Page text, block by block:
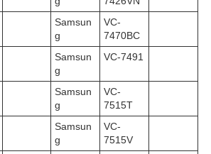
Samsun
g
VC-
7470BC
Samsun
g
VC-7491
Samsun
g
VC-
7515T
Samsun
g
VC-
7515V